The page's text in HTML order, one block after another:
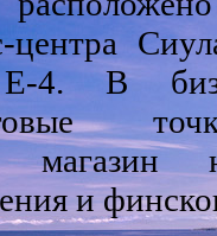
центра
4. В
магазин
и